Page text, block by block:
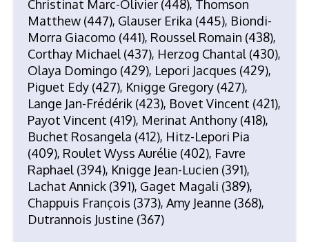
Christinat Marc-Olivier (448), Thomson
Matthew (447), Glauser Erika (445), Biondi-
Morra Giacomo (441), Roussel Romain (438),
Corthay Michael (437), Herzog Chantal (430),
Olaya Domingo (429), Lepori Jacques (429),
Piguet Edy (427), Knigge Gregory (427),
Lange Jan-Frédérik (423), Bovet Vincent (421),
Payot Vincent (419), Merinat Anthony (418),
Buchet Rosangela (412), Hitz-Lepori Pia
(409), Roulet Wyss Aurélie (402), Favre
Raphael (394), Knigge Jean-Lucien (391),
Lachat Annick (391), Gaget Magali (389),
Chappuis François (373), Amy Jeanne (368),
Dutrannois Justine (367)